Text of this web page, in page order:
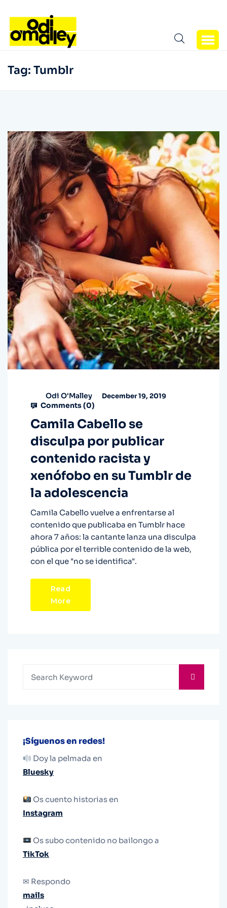
Tag: Tumblr
Odi O'Malley December 19, 2019
Comments (0)
Camila Cabello se
disculpa por publicar
contenido racista y
xenófobo en su Tumblr de
la adolescencia
Camila Cabello vuelve a enfrentarse al
contenido que publicaba en Tumblr hace
ahora 7 años: la cantante lanza una disculpa
pública por el terrible contenido de la web,
con el que "no se identifica".
Read
More
¡Síguenos en redes!
Doy la pelmada en
Bluesky
Os cuento historias en
Instagram
Os subo contenido no bailongo a
TikTok
✉ Respondo
mails